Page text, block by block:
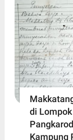
di
Kampung